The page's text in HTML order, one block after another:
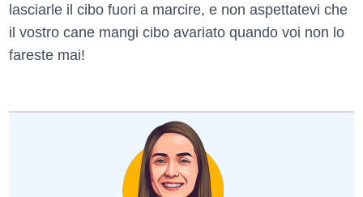
lasciarle il cibo fuori a marcire, e non aspettatevi che
il vostro cane mangi cibo avariato quando voi non lo
fareste mai!